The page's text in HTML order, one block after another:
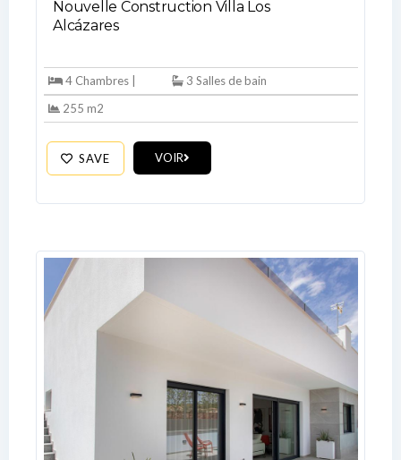
Nouvelle Construction Villa Los
Alcázares
4 Chambres |
3 Salles de bain
255 m2
SAVE VOIR
No apps configured. Please contact
your administrator.